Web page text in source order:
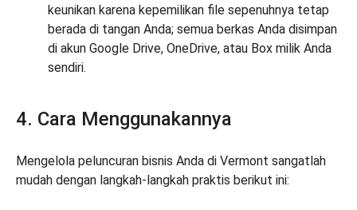
keunikan karena kepemilikan file sepenuhnya tetap
berada di tangan Anda; semua berkas Anda disimpan
di akun Google Drive, OneDrive, atau Box milik Anda
sendiri.
4. Cara Menggunakannya
Mengelola peluncuran bisnis Anda di Vermont sangatlah
mudah dengan langkah-langkah praktis berikut ini: